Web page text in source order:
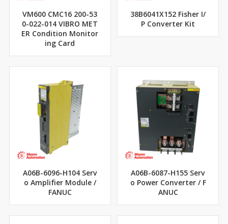
VM600 CMC16 200-53
0-022-014 VIBRO MET
ER Condition Monitor
ing Card
38B6041X152 Fisher I/
P Converter Kit
A06B-6096-H104 Serv
o Amplifier Module /
FANUC
A06B-6087-H155 Serv
o Power Converter / F
ANUC